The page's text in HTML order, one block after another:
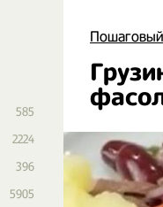
585
2224
396
5905